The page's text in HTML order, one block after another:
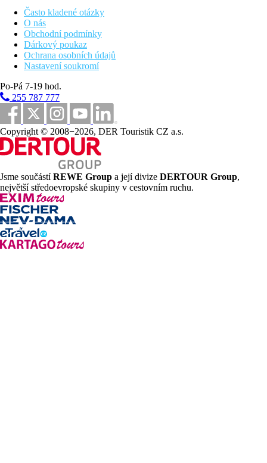
rezervace)
Lehké snacky a nápoje (10.30 - 19.30) a odpolední čaj,
zmrzlina, sladké občerstvení (16.00 - 18.00) v Cpicerie
Vybrané alkoholické a nealkoholické nápoje včetně víc
jak 50 vín z celého svět
Minibar - červené a bílé víno, pivo, nealkoholické nápoje,
snacky (doplňováno 1x denně)
All inclusive program začíná checkinem a končí v den odjezdu
po obědě v 15.00
Sportovní nabídka
Zdarma: fitness, nemotorizované vodní sporty,
šnorchlování
Za poplatek: jóga, lekce s instruktorem, kite surfing,
potápění (v Constance belle mare plage - transfer zdarma)
Děti
hlídaní dětí za poplatek
Wellness
Za poplatek:
Internet
Zdarma: wifi na hotelu i na pokojích
Často kladené otázky
O nás
Obchodní podmínky
Dárkový poukaz
Ochrana osobních údajů
Nastavení soukromí
Po-Pá 7-19 hod.
255 787 777
Copyright © 2008−2026, DER Touristik CZ a.s.
Jsme součástíREWE Group a její divize DERTOUR Group,
největší středoevropské skupiny v cestovním ruchu.